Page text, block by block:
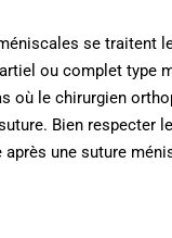
se traitent
ou complet type
où le chirurgien
Bien respecter
une suture